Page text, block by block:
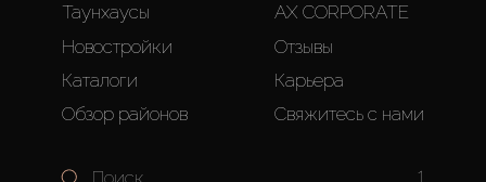
Таунхаусы
Новостройки
Каталоги
Обзор районов
AX CORPORATE
Отзывы
Карьера
Свяжитесь с нами
1